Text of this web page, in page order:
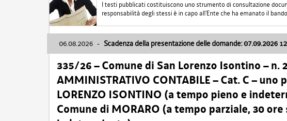
I testi pubblicati costituiscono uno strumento di consultazione
responsabilità degli stessi è in capo all'Ente che ha emanato il
06.08.2026 - Scadenza della presentazione delle domande: 07.09.2026
335/26 – Comune di San Lorenzo Isontino – n.
AMMINISTRATIVO CONTABILE – Cat. C – uno
LORENZO ISONTINO (a tempo pieno e
Comune di MORARO (a tempo parziale, 30